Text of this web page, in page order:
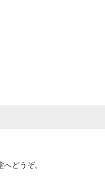
どうぞ。